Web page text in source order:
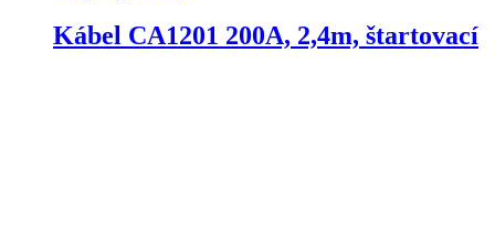
Kábel CA1201 200A, 2,4m, štartovací